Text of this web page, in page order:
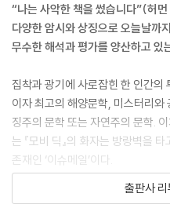
제95장 사제복 569
제96장 정유 화덕 571
제97장 램프 577
제99장 도블론 금화 581
제100장 다리와 팔 - 낸터컷의 ‘피
만나다 590
제101장 술병 599
제102장 아르사시드 군도의 나무
제103장 고래 뼈대의 치수 610
제104장 화석 고래 613
“나는 사악한 책을 썼습니다”(허
다양한 암시와 상징으로 오늘날까
무수한 해석과 평가를 양산하고 있
집착과 광기에 사로잡힌 한 인간의
이자 최고의 해양문학, 미스터리
징주의 문학 또는 자연주의 문학.
는 『모비 딕』의 화자는 방랑벽을
존재인 ‘이슈메일’이다.
이슈메일은 육지 생활에 염증을
출판사